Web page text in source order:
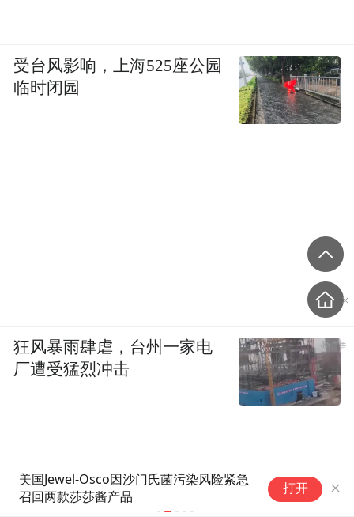
Osco因沙门氏菌污染风险紧急
莎莎酱产品
冰箱“藏”杀
特菌在“潜伏”
打开
受台风影响，上海525座公园
临时闭园
狂风暴雨肆虐，台州一家电
厂遭受猛烈冲击